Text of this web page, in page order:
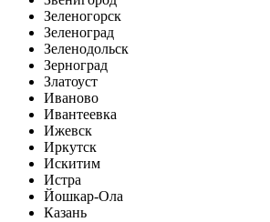
Зеленогорск
Зеленоград
Зеленодольск
Зерноград
Златоуст
Иваново
Ивантеевка
Ижевск
Иркутск
Искитим
Истра
Йошкар-Ола
Казань